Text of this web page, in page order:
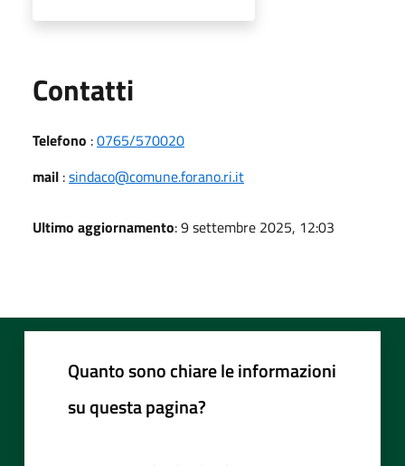
Contatti
Telefono :0765/570020
mail :sindaco@comune.forano.ri.it
Ultimo aggiornamento: 9 settembre 2025, 12:03
Quanto sono chiare le informazioni
su questa pagina?